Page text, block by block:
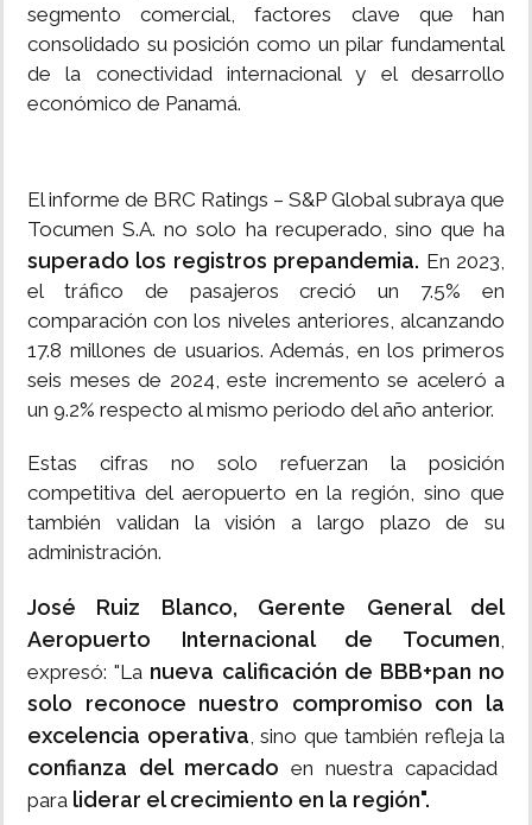
segmento comercial, factores clave que han
consolidado su posición como un pilar fundamental
de la conectividad internacional y el desarrollo
económico de Panamá.
El informe de BRC Ratings – S&P Global subraya que
Tocumen S.A. no solo ha recuperado, sino que ha
superado los registros prepandemia. En 2023,
el tráfico de pasajeros creció un 7.5% en
comparación con los niveles anteriores, alcanzando
17.8 millones de usuarios. Además, en los primeros
seis meses de 2024, este incremento se aceleró a
un 9.2% respecto al mismo periodo del año anterior.
Estas cifras no solo refuerzan la posición
competitiva del aeropuerto en la región, sino que
también validan la visión a largo plazo de su
administración.
José Ruiz Blanco, Gerente General del
Aeropuerto Internacional de Tocumen,
expresó: "La nueva calificación de BBB+pan no
solo reconoce nuestro compromiso con la
excelencia operativa, sino que también refleja la
confianza del mercado en nuestra capacidad
para liderar el crecimiento en la región".